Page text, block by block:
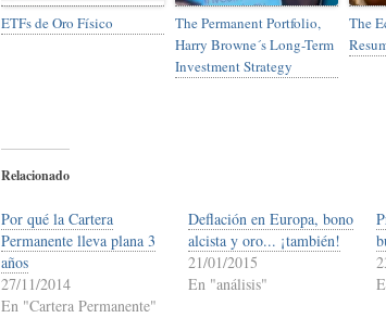
ETFs de Oro Físico
The Permanent Portfolio,
Harry Browne´s Long-Term
Investment Strategy
The
Relacionado
Por qué la Cartera
Permanente lleva plana 3
años
27/11/2014
En "Cartera Permanente"
Deflación en Europa, bono
alcista y oro... ¡también!
21/01/2015
En "análisis"